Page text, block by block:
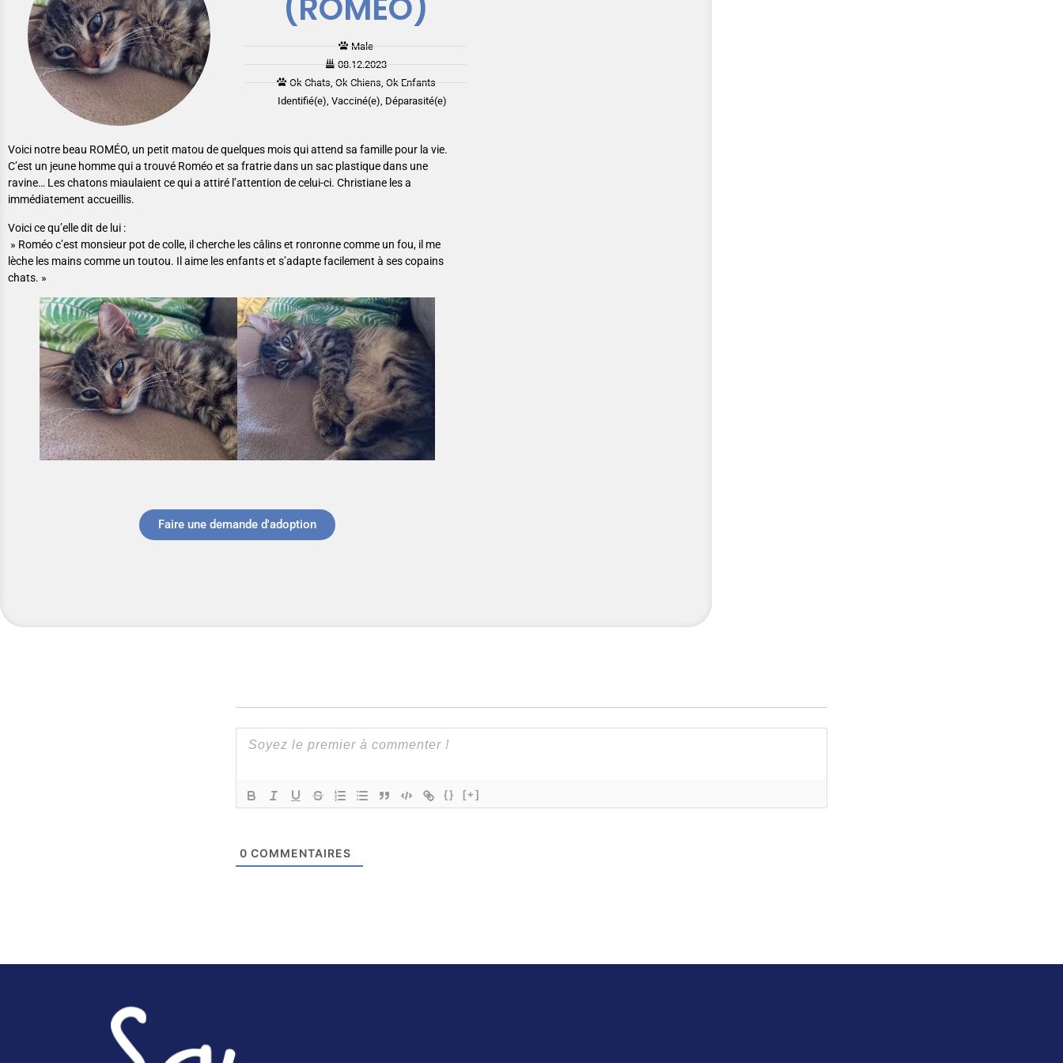
Male
08.12.2023
Ok Chats, Ok Chiens, Ok Enfants
Identifié(e), Vacciné(e), Déparasité(e)
Voici notre beau ROMÉO, un petit matou de quelques mois qui attend sa famille pour la vie.
C’est un jeune homme qui a trouvé Roméo et sa fratrie dans un sac plastique dans une
ravine… Les chatons miaulaient ce qui a attiré l’attention de celui-ci. Christiane les a
immédiatement accueillis.
Voici ce qu’elle dit de lui :
» Roméo c’est monsieur pot de colle, il cherche les câlins et ronronne comme un fou, il me
lèche les mains comme un toutou. Il aime les enfants et s’adapte facilement à ses copains
chats. »
Faire une demande d'adoption
{} [+]
0 COMMENTAIRES